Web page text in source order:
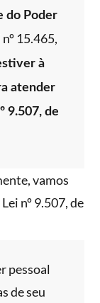
do Poder
15.465,
à
atender
9.507, de
vamos
nº 9.507, de
pessoal
de seu